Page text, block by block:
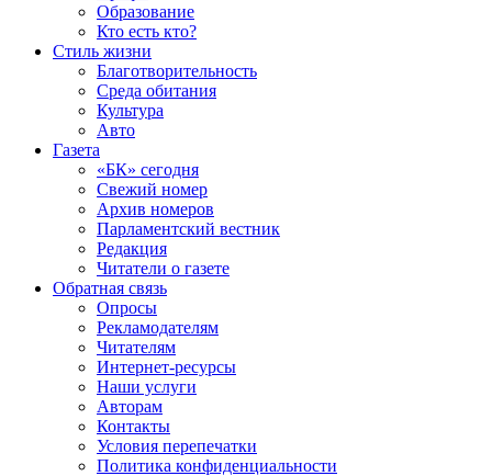
Образование
Кто есть кто?
Стиль жизни
Благотворительность
Среда обитания
Культура
Авто
Газета
«БК» сегодня
Свежий номер
Архив номеров
Парламентский вестник
Редакция
Читатели о газете
Обратная связь
Опросы
Рекламодателям
Читателям
Интернет-ресурсы
Наши услуги
Авторам
Контакты
Условия перепечатки
Политика конфиденциальности